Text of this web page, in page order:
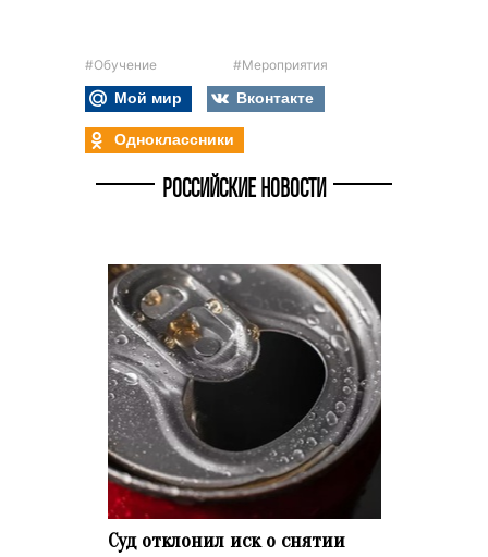
#Обучение #Мероприятия
Мой мир
Вконтакте
Одноклассники
РОССИЙСКИЕ НОВОСТИ
Суд отклонил иск о снятии